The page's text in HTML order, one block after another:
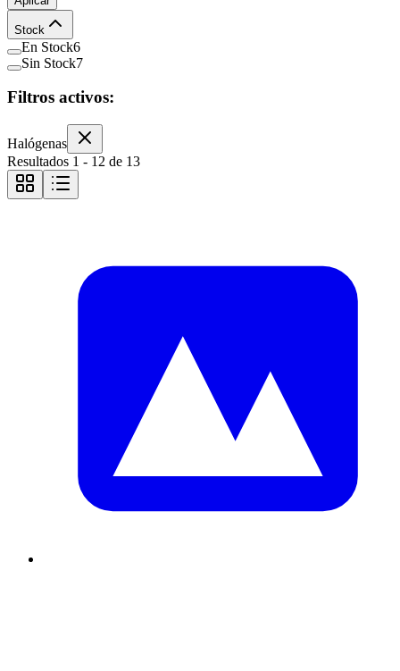
Stock
En Stock6
Sin Stock7
Filtros activos:
Halógenas
Resultados 1 - 12 de 13